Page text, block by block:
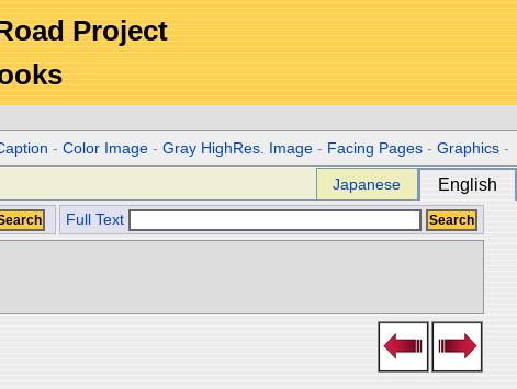
Project
-Color Image -Gray HighRes. Image - Facing Pages -Graphics -
Japanese English
Full Text